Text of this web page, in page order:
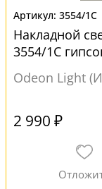
3554/1C
Накладной
3554/1C
Odeon Light
2 990 ₽